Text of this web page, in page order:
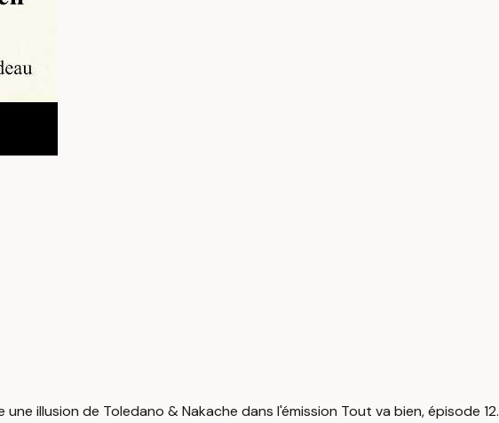
illusion de Toledano & Nakache dans l'émission Tout va bien, épisode 12.